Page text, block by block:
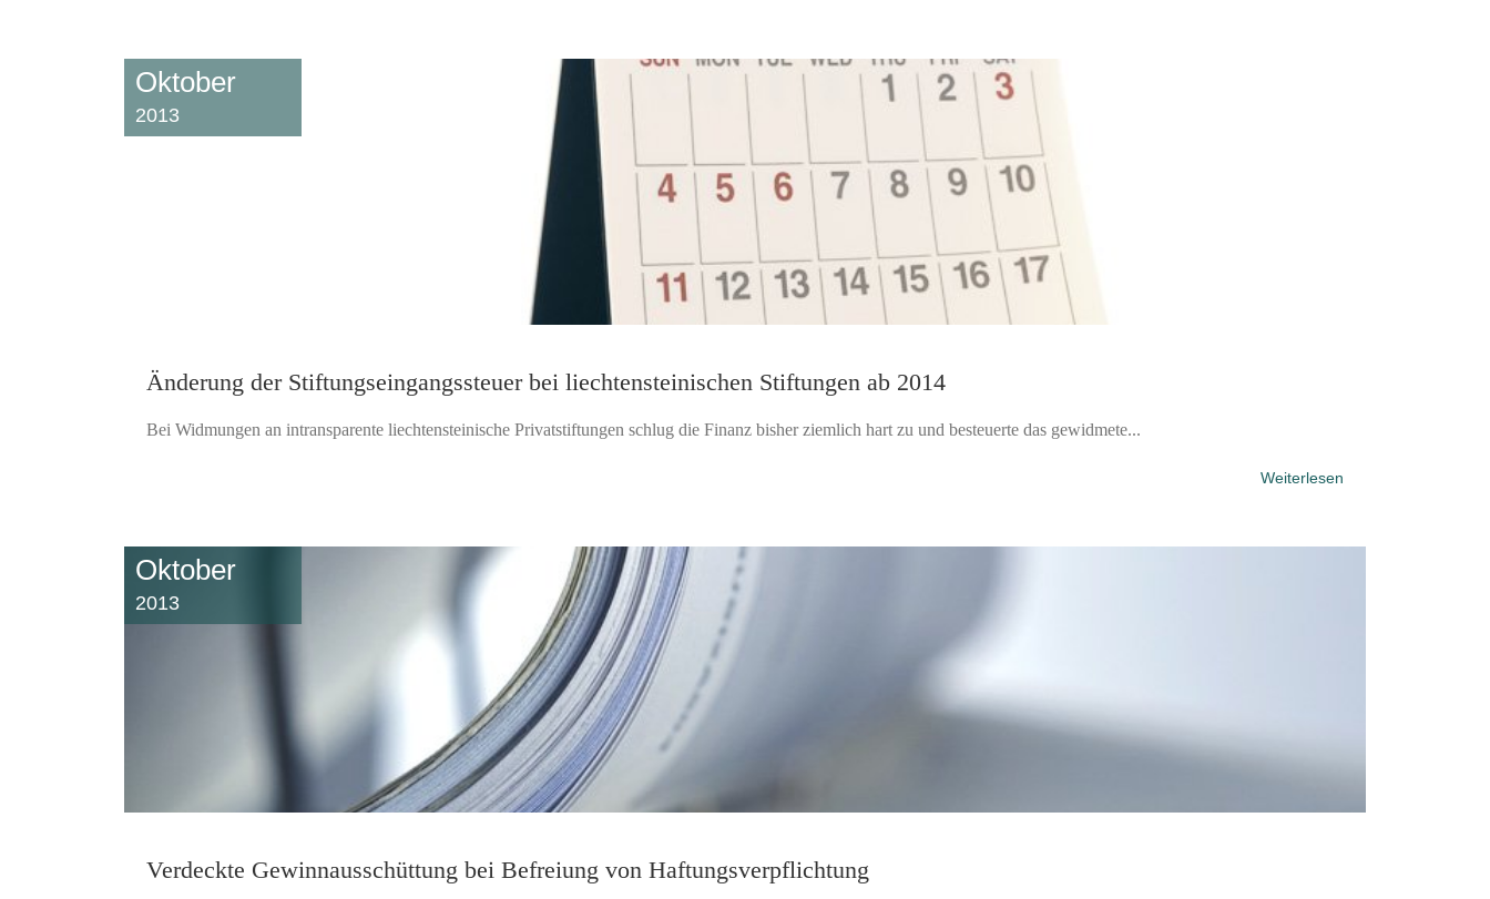
Oktober
2013
Änderung der Stiftungseingangssteuer bei liechtensteinischen Stiftungen ab 2014
Bei Widmungen an intransparente liechtensteinische Privatstiftungen schlug die Finanz bisher ziemlich hart zu und besteuerte das gewidmete...
Weiterlesen
Oktober
2013
Verdeckte Gewinnausschüttung bei Befreiung von Haftungsverpflichtung